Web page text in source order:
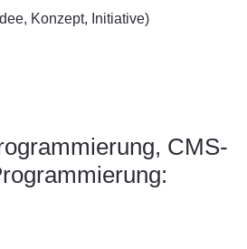
Konzept, Initiative)
CMS-